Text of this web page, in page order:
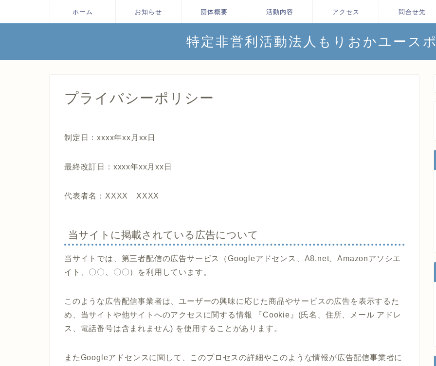
ホーム お知らせ 団体概要 活動内容 アクセス 問合せ先
特定非営利活動法人もりおかユース
プライバシーポリシー
制定日：xxxx年xx月xx日
最終改訂日：xxxx年xx月xx日
代表者名：XXXX XXXX
当サイトに掲載されている広告について
当サイトでは、第三者配信の広告サービス（Googleアドセンス、A8.net、Amazonアソシエ
イト、〇〇、〇〇）を利用しています。
このような広告配信事業者は、ユーザーの興味に応じた商品やサービスの広告を表示するた
め、当サイトや他サイトへのアクセスに関する情報 『Cookie』(氏名、住所、メール アドレ
ス、電話番号は含まれません) を使用することがあります。
またGoogleアドセンスに関して、このプロセスの詳細やこのような情報が広告配信事業者に